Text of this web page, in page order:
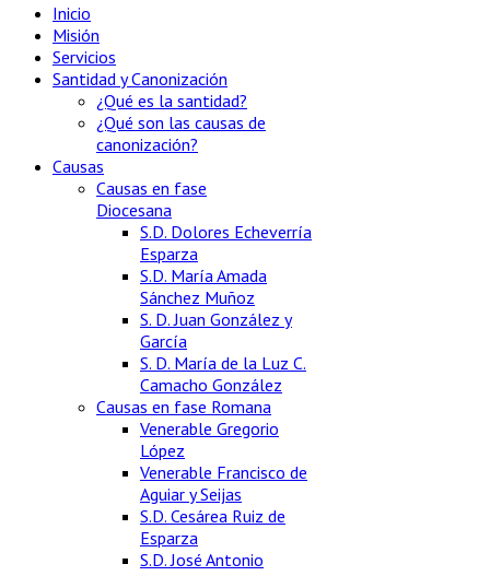
Inicio
Misión
Servicios
Santidad y Canonización
¿Qué es la santidad?
¿Qué son las causas de
canonización?
Causas
Causas en fase
Diocesana
S.D. Dolores Echeverría
Esparza
S.D. María Amada
Sánchez Muñoz
S. D. Juan González y
García
S. D. María de la Luz C.
Camacho González
Causas en fase Romana
Venerable Gregorio
López
Venerable Francisco de
Aguiar y Seijas
S.D. Cesárea Ruiz de
Esparza
S.D. José Antonio